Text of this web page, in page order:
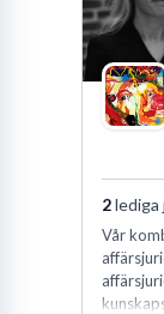
2lediga
Vår